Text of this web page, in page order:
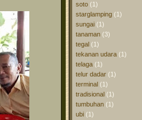
soto (1)
starglamping (1)
sungai (1)
tanaman (3)
tegal (1)
tekanan udara (1)
telaga (1)
telur dadar (1)
terminal (1)
tradisional (1)
tumbuhan (1)
ubi (1)